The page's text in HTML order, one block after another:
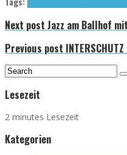
Next post Jazz am Ballhof
Previous post
Lesezeit
2 minutes Lesezeit
Kategorien